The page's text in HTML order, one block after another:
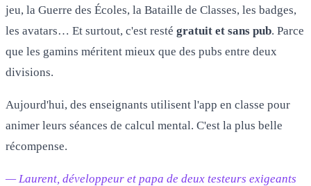
jeu, la Guerre des Écoles, la Bataille de Classes, les badges,
les avatars… Et surtout, c'est resté gratuit et sans pub. Parce
que les gamins méritent mieux que des pubs entre deux
divisions.
Aujourd'hui, des enseignants utilisent l'app en classe pour
animer leurs séances de calcul mental. C'est la plus belle
récompense.
— Laurent, développeur et papa de deux testeurs exigeants